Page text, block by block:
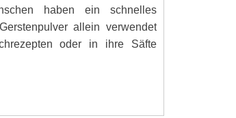
haben ein schnelles
allein verwendet
oder in ihre Säfte